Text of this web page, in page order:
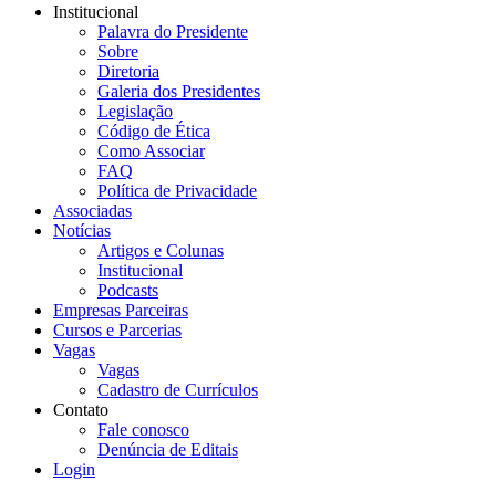
Institucional
Palavra do Presidente
Sobre
Diretoria
Galeria dos Presidentes
Legislação
Código de Ética
Como Associar
FAQ
Política de Privacidade
Associadas
Notícias
Artigos e Colunas
Institucional
Podcasts
Empresas Parceiras
Cursos e Parcerias
Vagas
Vagas
Cadastro de Currículos
Contato
Fale conosco
Denúncia de Editais
Login